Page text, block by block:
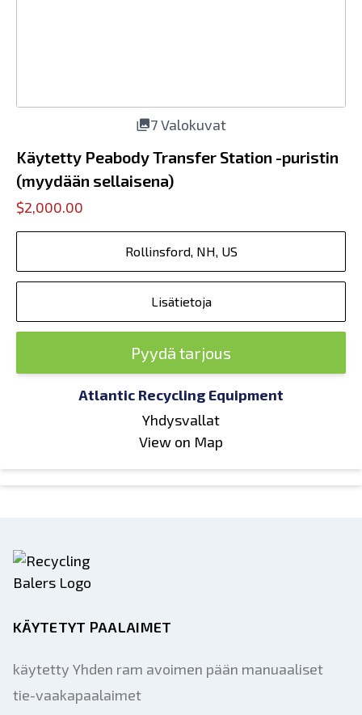
7 Valokuvat
Käytetty Peabody Transfer Station -puristin
(myydään sellaisena)
$2,000.00
Rollinsford, NH, US
Lisätietoja
Pyydä tarjous
Atlantic Recycling Equipment
Yhdysvallat
View on Map
KÄYTETYT PAALAIMET
käytetty Yhden ram avoimen pään manuaaliset
tie-vaakapaalaimet